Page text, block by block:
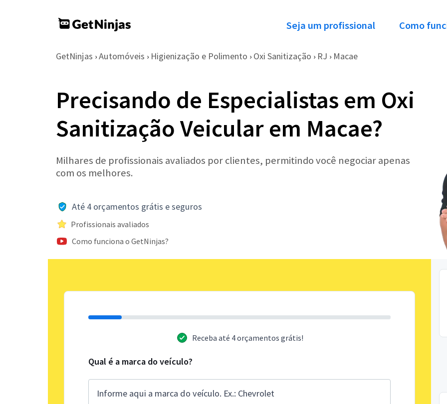
Seja um profissional Como
GetNinjas › Automóveis › Higienização e Polimento › Oxi Sanitização › RJ › Macae
Precisando de Especialistas em Oxi
Sanitização Veicular em Macae?
Milhares de profissionais avaliados por clientes, permitindo você negociar apenas
com os melhores.
Até 4 orçamentos grátis e seguros
Profissionais avaliados
Como funciona o GetNinjas?
Receba até 4 orçamentos grátis!
Qual é a marca do veículo?